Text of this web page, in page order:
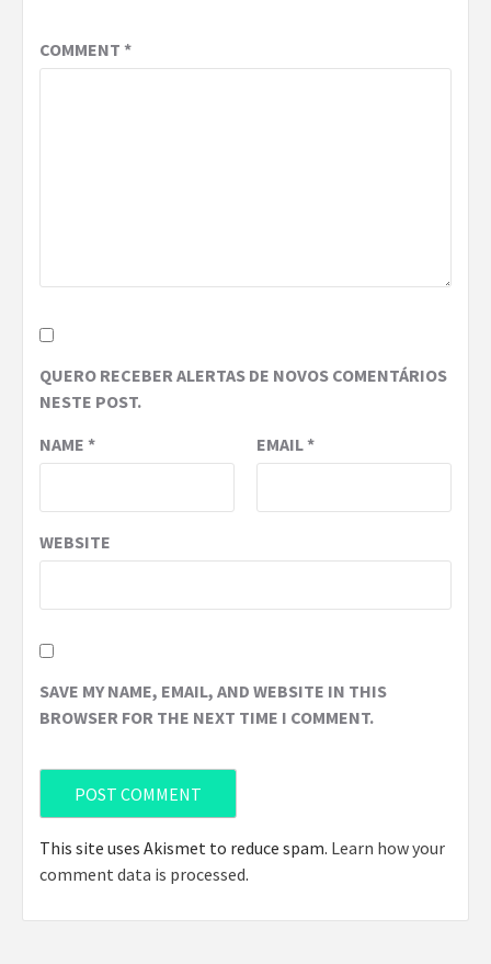
COMMENT *
QUERO RECEBER ALERTAS DE NOVOS COMENTÁRIOS
NESTE POST.
NAME * EMAIL*
WEBSITE
SAVE MY NAME, EMAIL, AND WEBSITE IN THIS
BROWSER FOR THE NEXT TIME I COMMENT.
This site uses Akismet to reduce spam. Learn how your
comment data is processed.